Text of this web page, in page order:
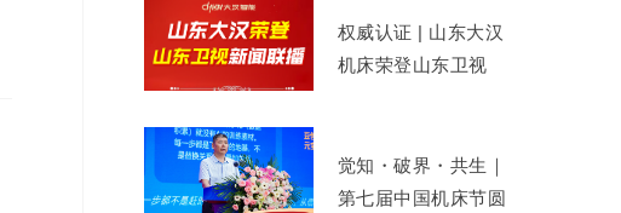
权威认证 | 山东大汉
机床荣登山东卫视
觉知・破界・共生｜
第七届中国机床节圆